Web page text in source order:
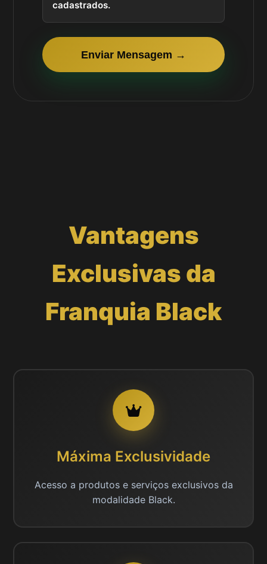
cadastrados.
Enviar Mensagem →
Vantagens
Exclusivas da
Franquia Black
Máxima Exclusividade
Acesso a produtos e serviços exclusivos da
modalidade Black.